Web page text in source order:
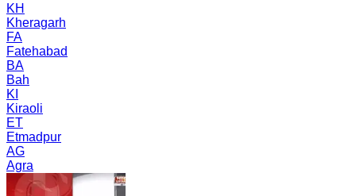
KH
Kheragarh
FA
Fatehabad
BA
Bah
KI
Kiraoli
ET
Etmadpur
AG
Agra